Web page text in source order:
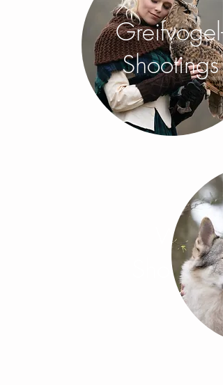
Greifvogel-
Shootings
Wolf
Shootings